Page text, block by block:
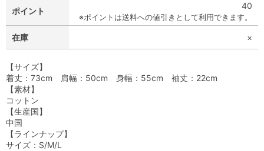
ポイント
40
※ポイントは送料への値引きとして利用できます。
在庫 ×
【サイズ】
着丈：73cm 肩幅：50cm 身幅：55cm 袖丈：22cm
【素材】
コットン
【生産国】
中国
【ラインナップ】
サイズ：S/M/L